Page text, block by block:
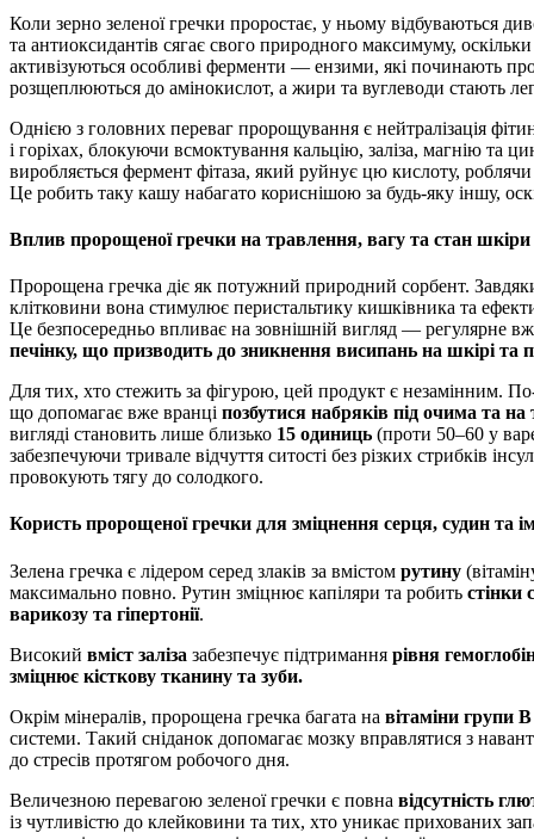
Коли зерно зеленої гречки проростає, у ньому відбуваються
та антиоксидантів сягає свого природного максимуму,
активізуються особливі ферменти — ензими, які починають
розщеплюються до амінокислот, а жири та вуглеводи стають
Однією з головних переваг пророщування є нейтралізація
і горіхах, блокуючи всмоктування кальцію, заліза, магнію та
виробляється фермент фітаза, який руйнує цю кислоту,
Це робить таку кашу набагато кориснішою за будь-яку іншу,
Вплив пророщеної гречки на травлення, вагу та стан шкіри
Пророщена гречка діє як потужний природний сорбент. Завдяки
клітковини вона стимулює перистальтику кишківника та
Це безпосередньо впливає на зовнішній вигляд — регулярне
печінку, що призводить до зникнення висипань на шкірі
Для тих, хто стежить за фігурою, цей продукт є незамінним.
що допомагає вже вранці позбутися набряків під очима та на
вигляді становить лише близько 15 одиниць (проти 50–60 у
забезпечуючи тривале відчуття ситості без різких стрибків
провокують тягу до солодкого.
Користь пророщеної гречки для зміцнення серця, судин та
Зелена гречка є лідером серед злаків за вмістом рутину
максимально повно. Рутин зміцнює капіляри та робить стінки
варикозу та гіпертонії.
Високий вміст заліза забезпечує підтримання рівня
зміцнює кісткову тканину та зуби.
Окрім мінералів, пророщена гречка багата на вітаміни групи
системи. Такий сніданок допомагає мозку вправлятися з
до стресів протягом робочого дня.
Величезною перевагою зеленої гречки є повна відсутність
із чутливістю до клейковини та тих, хто уникає прихованих